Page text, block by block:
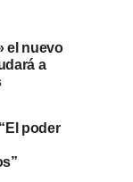
el nuevo
a
poder